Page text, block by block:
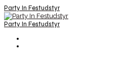
Party In Festudstyr
Party In Festudstyr